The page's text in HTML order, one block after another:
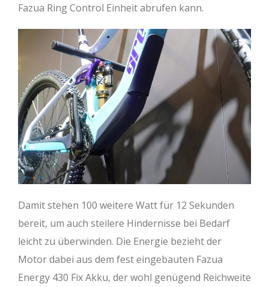
Fazua Ring Control Einheit abrufen kann.
Damit stehen 100 weitere Watt für 12 Sekunden
bereit, um auch steilere Hindernisse bei Bedarf
leicht zu überwinden. Die Energie bezieht der
Motor dabei aus dem fest eingebauten Fazua
Energy 430 Fix Akku, der wohl genügend Reichweite